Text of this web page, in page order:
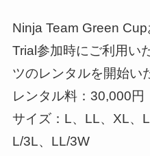
Ninja Team Green
Trial参加時にご利用い
ツのレンタルを開始い
レンタル料：30,000円
サイズ：L、LL、XL、
L/3L、LL/3W